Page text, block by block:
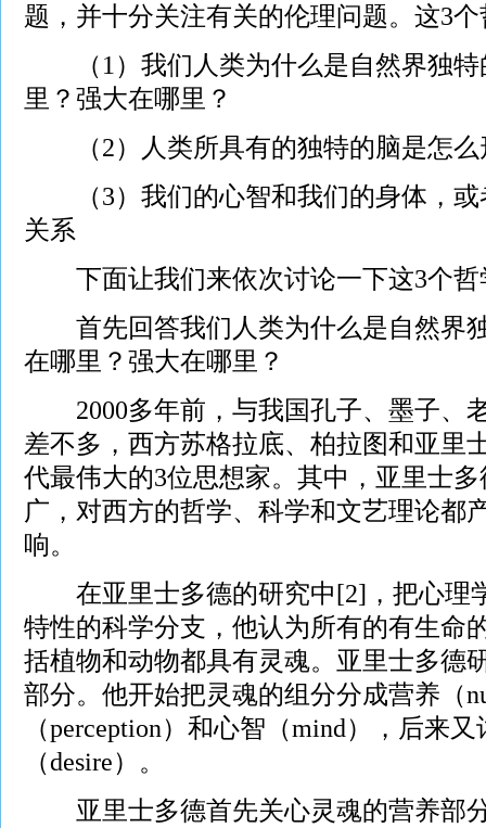
题，并十分关注有关的伦理问题。这3
（1）我们人类为什么是自然界独特
里？强大在哪里？
（2）人类所具有的独特的脑是怎么
（3）我们的心智和我们的身体，或
关系
下面让我们来依次讨论一下这3个哲
首先回答我们人类为什么是自然界
在哪里？强大在哪里？
2000多年前，与我国孔子、墨子、
差不多，西方苏格拉底、柏拉图和亚里
代最伟大的3位思想家。其中，亚里士
广，对西方的哲学、科学和文艺理论都
响。
在亚里士多德的研究中[2]，把心理
特性的科学分支，他认为所有的有生命
括植物和动物都具有灵魂。亚里士多德
部分。他开始把灵魂的组分分成营养（
（perception）和心智（mind），后来
（desire）。
亚里士多德首先关心灵魂的营养部